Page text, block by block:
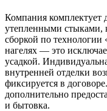
Компания комплектует
утепленными стыками,
сборкой по технологии
нагелях — это
усадкой.
внутренней отделки
фиксируется в
дополнительно
и бытовка.